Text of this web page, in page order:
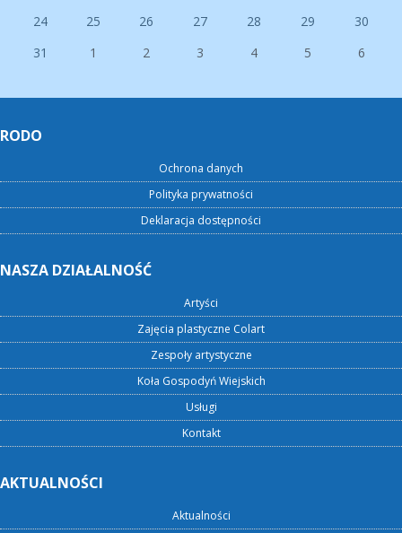
24
25 26 27 28 29
30
31
1 2 3 4 5 6
RODO
Ochrona danych
Polityka prywatności
Deklaracja dostępności
NASZA DZIAŁALNOŚĆ
Artyści
Zajęcia plastyczne Colart
Zespoły artystyczne
Koła Gospodyń Wiejskich
Usługi
Kontakt
AKTUALNOŚCI
Aktualności